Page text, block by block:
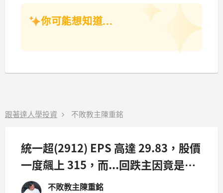
你可能想知道...
跟著達人學投資 不敗教主陳重銘
統一超(2912) EPS 高達 29.83，股價
一度飆上 315，而...回跌主因竟是
「它」？！
不敗教主陳重銘